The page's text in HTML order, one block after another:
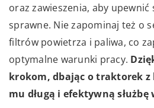
oraz zawieszenia, aby upewnić
sprawne. Nie zapominaj też o
filtrów powietrza i paliwa, co
optymalne warunki pracy.
krokom, dbając o traktorek z
mu długą i efektywną